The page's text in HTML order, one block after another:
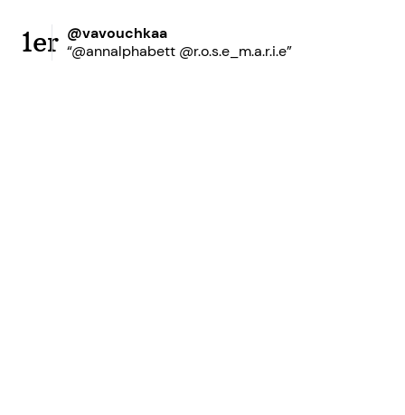
1er @vavouchkaa
“@annalphabett @r.o.s.e_m.a.r.i.e”